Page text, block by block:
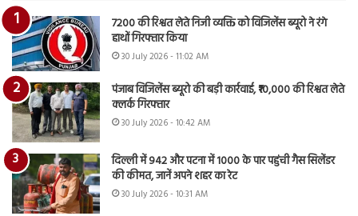
7200 की रिश्वत लेते निजी व्यक्ति को विजिलेंस ब्यूरो ने रंगे
हाथों गिरफ्तार किया
30 July 2026 - 11:02 AM
पंजाब विजिलेंस ब्यूरो की बड़ी कार्रवाई, ₹10,000 की रिश्वत लेते
क्लर्क गिरफ्तार
30 July 2026 - 10:42 AM
दिल्ली में 942 और पटना में 1000 के पार पहुंची गैस सिलेंडर
की कीमत, जानें अपने शहर का रेट
30 July 2026 - 10:31 AM